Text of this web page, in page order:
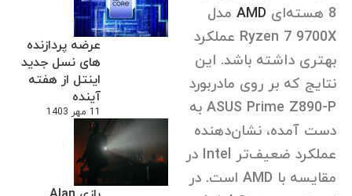
عرضه پردازنده
های نسل جدید
اینتل از هفته
آینده
11 مهر 1403
8 هسته‌ای
AMD مدل
Ryzen 7 9700X عملکرد
بهتری داشته باشد. این
نتایج که بر روی مادربورد
ASUS Prime Z890-P به
دست آمده، نشان‌دهنده
عملکرد ضعیف‌تر Intel در
مقایسه با AMD است. در